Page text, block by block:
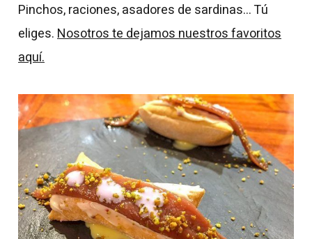
Pinchos, raciones, asadores de sardinas… Tú
eliges.Nosotros te dejamos nuestros favoritos
aquí.